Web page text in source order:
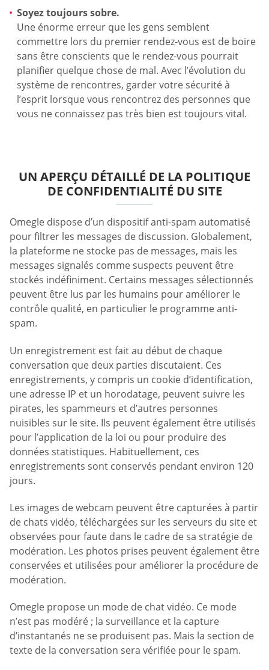
Soyez toujours sobre.
Une énorme erreur que les gens semblent
commettre lors du premier rendez-vous est de boire
sans être conscients que le rendez-vous pourrait
planifier quelque chose de mal. Avec l’évolution du
système de rencontres, garder votre sécurité à
l’esprit lorsque vous rencontrez des personnes que
vous ne connaissez pas très bien est toujours vital.
UN APERÇU DÉTAILLÉ DE LA POLITIQUE
DE CONFIDENTIALITÉ DU SITE
Omegle dispose d’un dispositif anti-spam automatisé
pour filtrer les messages de discussion. Globalement,
la plateforme ne stocke pas de messages, mais les
messages signalés comme suspects peuvent être
stockés indéfiniment. Certains messages sélectionnés
peuvent être lus par les humains pour améliorer le
contrôle qualité, en particulier le programme anti-
spam.
Un enregistrement est fait au début de chaque
conversation que deux parties discutaient. Ces
enregistrements, y compris un cookie d’identification,
une adresse IP et un horodatage, peuvent suivre les
pirates, les spammeurs et d’autres personnes
nuisibles sur le site. Ils peuvent également être utilisés
pour l’application de la loi ou pour produire des
données statistiques. Habituellement, ces
enregistrements sont conservés pendant environ 120
jours.
Les images de webcam peuvent être capturées à partir
de chats vidéo, téléchargées sur les serveurs du site et
observées pour faute dans le cadre de sa stratégie de
modération. Les photos prises peuvent également être
conservées et utilisées pour améliorer la procédure de
modération.
Omegle propose un mode de chat vidéo. Ce mode
n’est pas modéré ; la surveillance et la capture
d’instantanés ne se produisent pas. Mais la section de
texte de la conversation sera vérifiée pour le spam.